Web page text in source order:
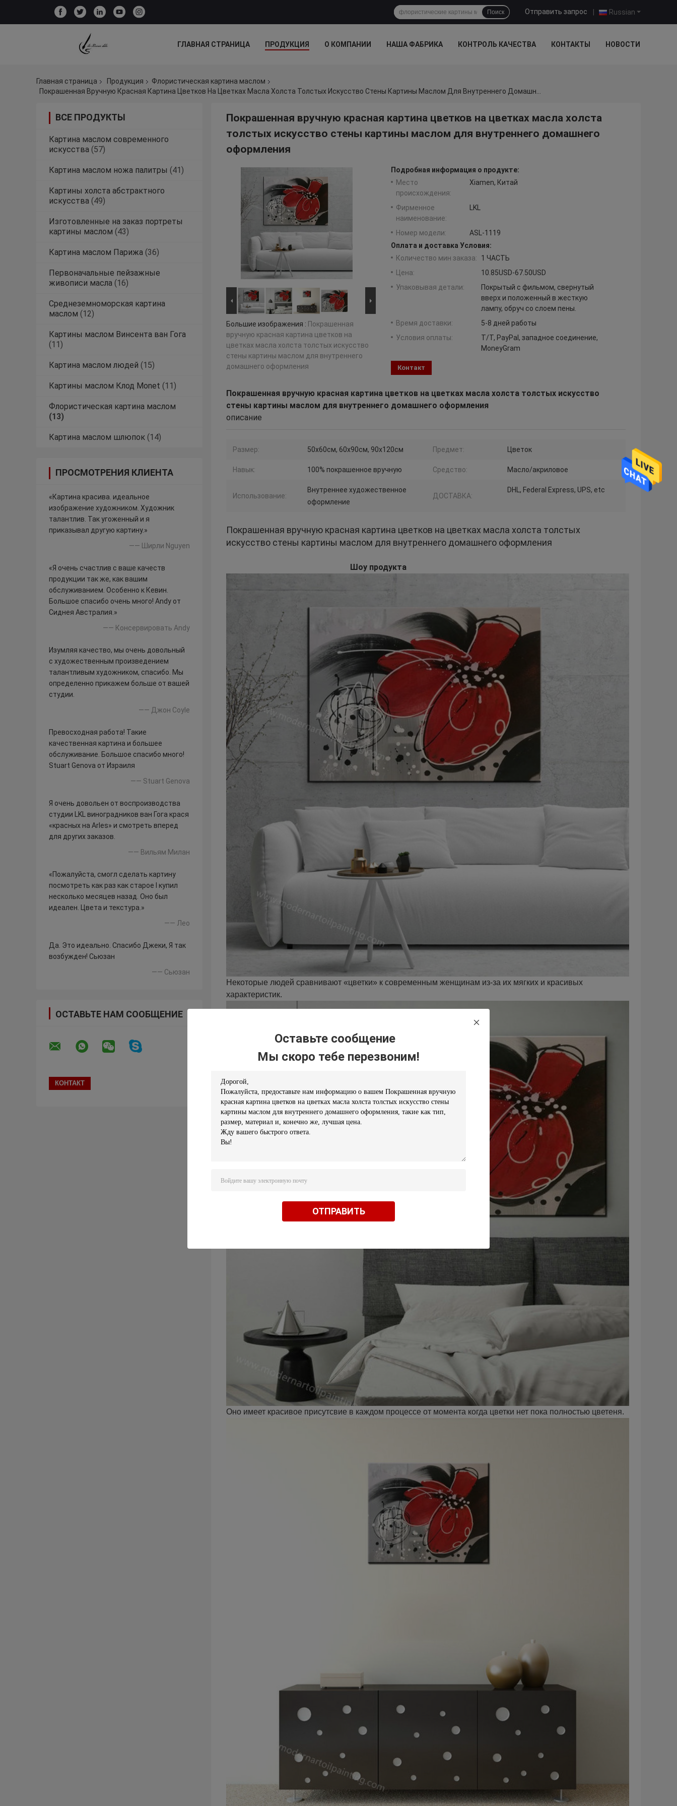
Оставьте сообщение
Мы скоро тебе перезвоним!
ОТПРАВИТЬ
Russian
Отправить запрос |
Поиск
ГЛАВНАЯ СТРАНИЦА ПРОДУКЦИЯ О КОМПАНИИ НАША ФАБРИКА КОНТРОЛЬ КАЧЕСТВА КОНТАКТЫ НОВОСТИ
Главная страница
Продукция
Флористическая картина маслом
ВСЕ ПРОДУКТЫ
Картина маслом современного
искусства (57)
Картина маслом ножа палитры (41)
Картины холста абстрактного
искусства (49)
Изготовленные на заказ портреты
картины маслом (43)
Картина маслом Парижа (36)
Первоначальные пейзажные
живописи масла (16)
Среднеземноморская картина
маслом (12)
Картины маслом Винсента ван Гога
(11)
Картина маслом людей (15)
Картины маслом Клод Monet (11)
Флористическая картина маслом
(13)
Картина маслом шлюпок (14)
ПРОСМОТРЕНИЯ КЛИЕНТА
«Картина красива. идеальное
изображение художником. Художник
талантлив. Так угоженный и я
приказывал другую картину.»
—— Ширли Nguyen
«Я очень счастлив с ваше качеств
продукции так же, как вашим
обслуживанием. Особенно к Кевин.
Большое спасибо очень много! Andy от
Сиднея Австралия.»
—— Консервировать Andy
Изумляя качество, мы очень довольный
с художественным произведением
талантливым художником, спасибо. Мы
определенно прикажем больше от вашей
студии.
—— Джон Coyle
Превосходная работа! Такие
качественная картина и большее
обслуживание. Большое спасибо много!
Stuart Genova от Израиля
—— Stuart Genova
Я очень довольен от воспроизводства
студии LKL виноградников ван Гога крася
«красных на Arles» и смотреть вперед
для других заказов.
—— Вильям Милан
«Пожалуйста, смогл сделать картину
посмотреть как раз как старое I купил
несколько месяцев назад. Оно был
идеален. Цвета и текстура.»
—— Лео
Да. Это идеально. Спасибо Джеки, Я так
возбужден! Сьюзан
—— Сьюзан
ОСТАВЬТЕ НАМ СООБЩЕНИЕ
Покрашенная вручную красная картина цветков на цветках масла холста
толстых искусство стены картины маслом для внутреннего домашнего
оформления
Большие изображения : Покрашенная
вручную красная картина цветков на
цветках масла холста толстых искусство
стены картины маслом для внутреннего
домашнего оформления
Подробная информация о продукте:
Место
происхождения:
Xiamen, Китай
Фирменное
наименование:
LKL
Номер модели:
ASL-1119
Оплата и доставка Условия:
Количество мин заказа:
1 ЧАСТЬ
Цена:
10.85USD-67.50USD
Упаковывая детали:
Покрытый с фильмом, свернутый
вверх и положенный в жесткую
лампу, обруч со слоем пены.
Время доставки:
5-8 дней работы
Условия оплаты:
T/T, PayPal, западное соединение,
MoneyGram
Контакт
Покрашенная вручную красная картина цветков на цветках масла холста толстых искусство
стены картины маслом для внутреннего домашнего оформления
описание
Размер: 50x60см, 60x90см, 90x120см Предмет: Цветок
Навык: 100% покрашенное вручную Средство: Масло/акриловое
Использование:
Внутреннее художественное
оформление
ДОСТАВКА:
DHL, Federal Express, UPS, etc
Покрашенная вручную красная картина цветков на цветках масла холста толстых
искусство стены картины маслом для внутреннего домашнего оформления
Шоу продукта
Некоторые людей сравнивают «цветки» к современным женщинам из-за их мягких и красивых
характеристик.
Оно имеет красивое присутсвие в каждом процессе от момента когда цветки нет пока полностью цветеня.